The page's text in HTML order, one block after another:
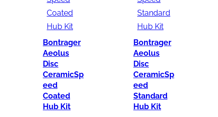
Bontrager
Aeolus
Disc
CeramicSp
eed
Coated
Hub Kit
Bontrager
Aeolus
Disc
CeramicSp
eed
Standard
Hub Kit